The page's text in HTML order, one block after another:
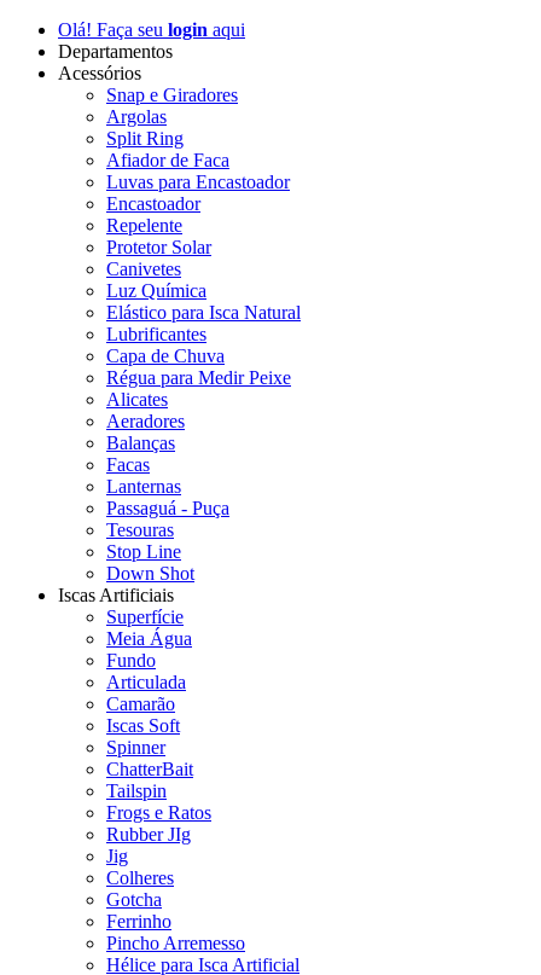
Olá! Faça seu login aqui
Departamentos
Acessórios
Snap e Giradores
Argolas
Split Ring
Afiador de Faca
Luvas para Encastoador
Encastoador
Repelente
Protetor Solar
Canivetes
Luz Química
Elástico para Isca Natural
Lubrificantes
Capa de Chuva
Régua para Medir Peixe
Alicates
Aeradores
Balanças
Facas
Lanternas
Passaguá - Puça
Tesouras
Stop Line
Down Shot
Iscas Artificiais
Superfície
Meia Água
Fundo
Articulada
Camarão
Iscas Soft
Spinner
ChatterBait
Tailspin
Frogs e Ratos
Rubber JIg
Jig
Colheres
Gotcha
Ferrinho
Pincho Arremesso
Hélice para Isca Artificial